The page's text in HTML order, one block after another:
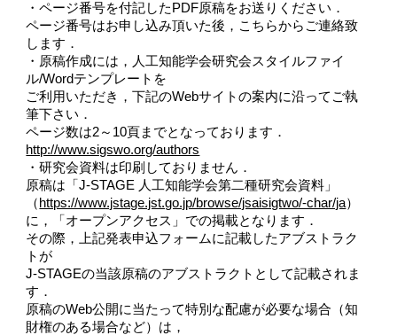
・ページ番号を付記したPDF原稿をお送りください．
ページ番号はお申し込み頂いた後，こちらからご連絡致
します．
・原稿作成には，人工知能学会研究会スタイルファイ
ル/Wordテンプレートを
ご利用いただき，下記のWebサイトの案内に沿ってご執
筆下さい．
ページ数は2～10頁までとなっております．
http://www.sigswo.org/authors
・研究会資料は印刷しておりません．
原稿は「J-STAGE 人工知能学会第二種研究会資料」
（ https://www.jstage.jst.go.jp/browse/jsaisigtwo/-char/ja）
に，「オープンアクセス」での掲載となります．
その際，上記発表申込フォームに記載したアブストラク
トが
J-STAGEの当該原稿のアブストラクトとして記載されま
す．
原稿のWeb公開に当たって特別な配慮が必要な場合（知
財権のある場合など）は，